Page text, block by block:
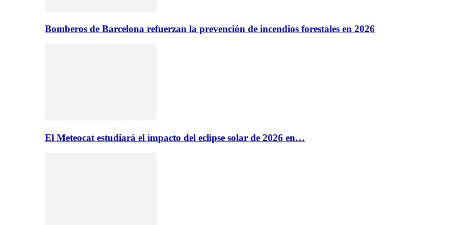
Bomberos de Barcelona refuerzan la prevención de incendios forestales en 2026
El Meteocat estudiará el impacto del eclipse solar de 2026 en…